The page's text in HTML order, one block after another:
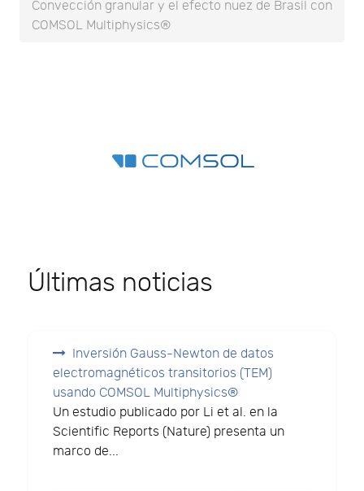
Convección granular y el efecto nuez de Brasil con
COMSOL Multiphysics®
Últimas noticias
Inversión Gauss-Newton de datos
electromagnéticos transitorios (TEM)
usando COMSOL Multiphysics®
Un estudio publicado por Li et al. en la
Scientific Reports (Nature) presenta un
marco de...